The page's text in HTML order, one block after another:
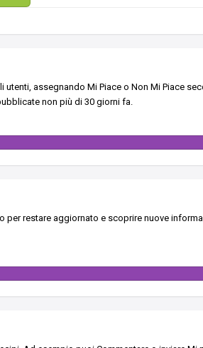
assegnando Mi Piace o Non Mi Piace
non più di 30 giorni fa.
restare aggiornato e scoprire nuove